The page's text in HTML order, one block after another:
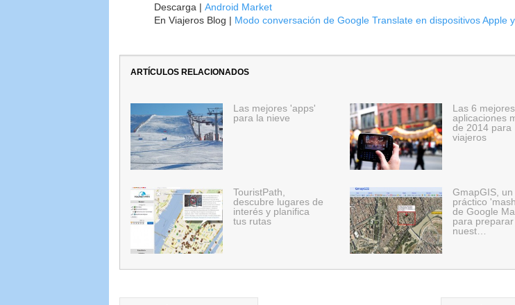
Descarga | Android Market
En Viajeros Blog | Modo conversación de Google Translate en dispositivos Apple
ARTÍCULOS RELACIONADOS
Las mejores 'apps'
para la nieve
Las 6 mejores
aplicaciones
de 2014 para
viajeros
TouristPath,
descubre lugares de
interés y planifica
tus rutas
GmapGIS, un
práctico
de Google
para preparar
nuest…